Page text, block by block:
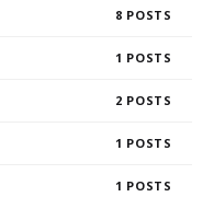
8
1
2
1
1